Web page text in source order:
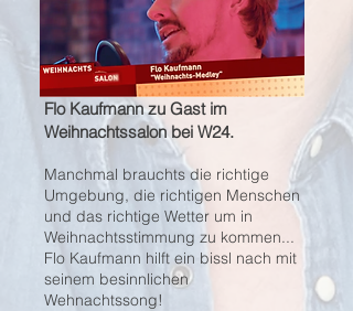
Flo Kaufmann zu Gast im
Weihnachtssalon bei W24.
Manchmal brauchts die richtige
Umgebung, die richtigen Menschen
und das richtige Wetter um in
Weihnachtsstimmung zu kommen...
Flo Kaufmann hilft ein bissl nach mit
seinem besinnlichen
Wehnachtssong!